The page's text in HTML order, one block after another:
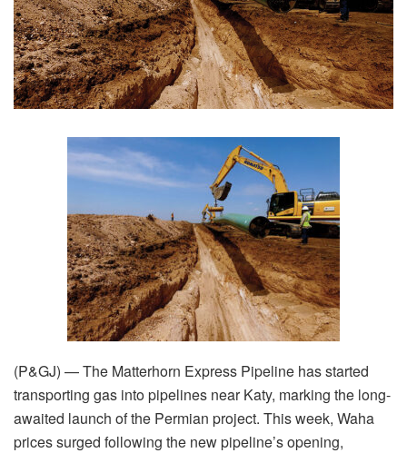
(P&GJ) — The Matterhorn Express Pipeline has started
transporting gas into pipelines near Katy, marking the long-
awaited launch of the Permian project. This week, Waha
prices surged following the new pipeline’s opening,